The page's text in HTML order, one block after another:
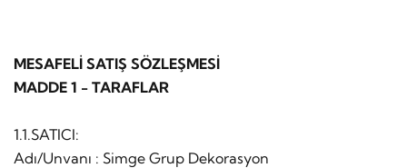
MESAFELİ SATIŞ SÖZLEŞMESİ
MADDE 1 - TARAFLAR
1.1.SATICI:
Adı/Unvanı : Simge Grup Dekorasyon